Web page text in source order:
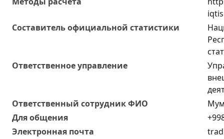
Составитель официальной статистики
Ответственное управление
Oтветственный сотрудник ФИО
Для общения
Электронная почта